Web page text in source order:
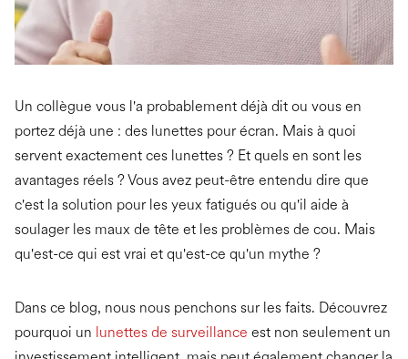
Un collègue vous l'a probablement déjà dit ou vous en
portez déjà une : des lunettes pour écran. Mais à quoi
servent exactement ces lunettes ? Et quels en sont les
avantages réels ? Vous avez peut-être entendu dire que
c'est la solution pour les yeux fatigués ou qu'il aide à
soulager les maux de tête et les problèmes de cou. Mais
qu'est-ce qui est vrai et qu'est-ce qu'un mythe ?
Dans ce blog, nous nous penchons sur les faits. Découvrez
pourquoi un lunettes de surveillance est non seulement un